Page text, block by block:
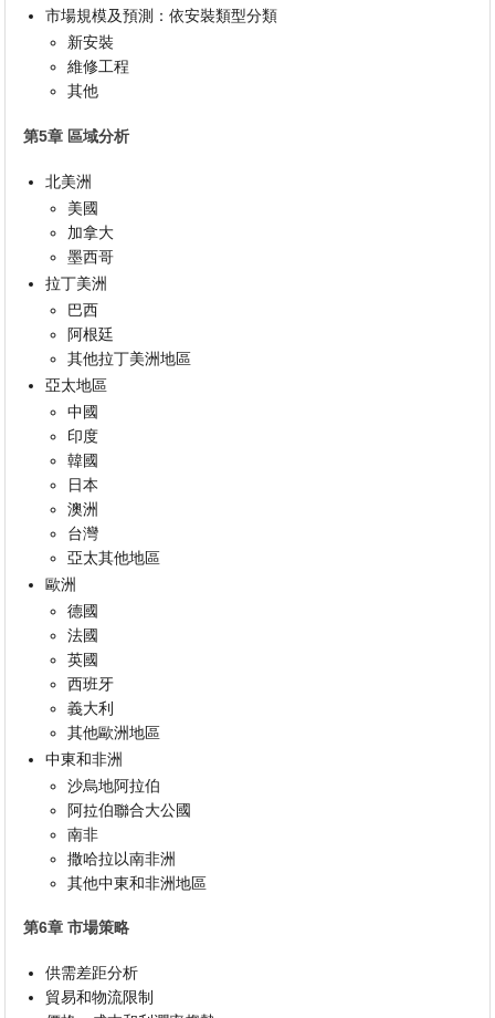
市場規模及預測：依安裝類型分類
新安裝
維修工程
其他
第5章 區域分析
北美洲
美國
加拿大
墨西哥
拉丁美洲
巴西
阿根廷
其他拉丁美洲地區
亞太地區
中國
印度
韓國
日本
澳洲
台灣
亞太其他地區
歐洲
德國
法國
英國
西班牙
義大利
其他歐洲地區
中東和非洲
沙烏地阿拉伯
阿拉伯聯合大公國
南非
撒哈拉以南非洲
其他中東和非洲地區
第6章 市場策略
供需差距分析
貿易和物流限制